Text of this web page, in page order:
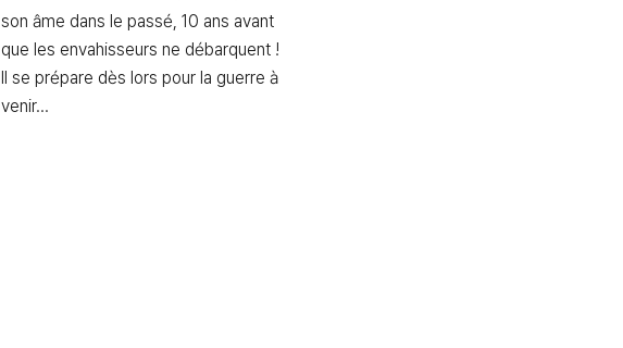
son âme dans le passé, 10 ans avant
que les envahisseurs ne débarquent !
Il se prépare dès lors pour la guerre à
venir...